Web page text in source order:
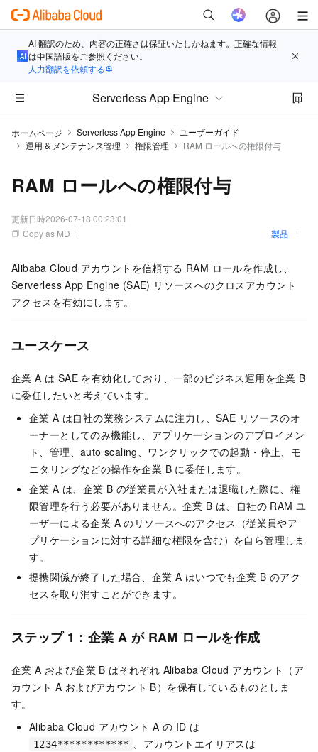
AI 翻訳のため、内容の正確さは保証いたしかねます。正確な情報
は中国語版をご参照ください。
人力翻訳を依頼する
Serverless App Engine
ホームページ Serverless App Engine
ユーザーガイド
運用 & メンテナンス管理
権限管理 RAM ロールへの権限付与
RAM ロールへの権限付与
更新日時2026-07-18 00:23:01
Copy as MD
製品
Alibaba Cloud アカウントを信頼する RAM ロールを作成し、
Serverless App Engine (SAE) リソースへのクロスアカウント
アクセスを有効にします。
ユースケース
企業 A は SAE を有効化しており、一部のビジネス運用を企業 B
に委任したいと考えています。
企業 A は自社の業務システムに注力し、 SAE リソースのオ
ーナーとしてのみ機能し、アプリケーションのデプロイメン
ト、管理、auto scaling、ワンクリックでの起動・停止、モ
ニタリングなどの操作を企業 B に委任します。
企業 A は、企業 B の従業員が入社または退職した際に、権
限管理を行う必要がありません。企業 B は、自社の RAM ユ
ーザーによる企業 A のリソースへのアクセス（従業員やア
プリケーションに対する詳細な権限を含む）を自ら管理しま
す。
提携関係が終了した場合、企業 A はいつでも企業 B のアク
セスを取り消すことができます。
ステップ 1：企業 A が RAM ロールを作成
企業 A および企業 B はそれぞれ Alibaba Cloud アカウント（ア
カウント A およびアカウント B）を保有しているものとしま
す。
Alibaba Cloud アカウント A の ID は
1234************ 、アカウントエイリアスは